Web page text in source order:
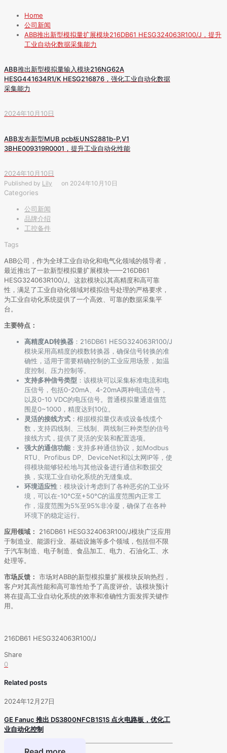
Home
公司新闻
ABB推出新型模拟量扩展模块216DB61 HESG324063R100/J，提升
工业自动化数据采集能力
ABB推出新型模拟量输入模块216NG62A
HESG441634R1/K HESG216876，强化工业自动化数据
采集能力
2024年10月10日
ABB发布新型MUB pcb板UNS2881b-P,V1
3BHE009319R0001，提升工业自动化性能
2024年10月10日
Published by Lily on 2024年10月10日
Categories
公司新闻
品牌介绍
工控备件
Tags
ABB公司，作为全球工业自动化和电气化领域的领导者，
最近推出了一款新型模拟量扩展模块——216DB61
HESG324063R100/J。这款模块以其高精度和高可靠
性，满足了工业自动化领域对模拟信号处理的严格要求，
为工业自动化系统提供了一个高效、可靠的数据采集平
台。
主要特点：
高精度AD转换器 ：216DB61 HESG324063R100/J
模块采用高精度的模数转换器，确保信号转换的准
确性，适用于需要精确控制的工业应用场景，如温
度控制、压力控制等。
支持多种信号类型 ：该模块可以采集标准电流和电
压信号，包括0-20mA、4-20mA两种电流信号，
以及0-10 VDC的电压信号。普通模拟量通道值范
围是0~1000，精度达到10位。
灵活的接线方式 ：根据模拟量仪表或设备线缆个
数，支持四线制、三线制、两线制三种类型的信号
接线方式，提供了灵活的安装和配置选项。
强大的通信功能 ：支持多种通信协议，如Modbus
RTU、Profibus DP、DeviceNet和以太网IP等，使
得模块能够轻松地与其他设备进行通信和数据交
换，实现工业自动化系统的无缝集成。
环境适应性 ：模块设计考虑到了各种恶劣的工业环
境，可以在-10°C至+50°C的温度范围内正常工
作，湿度范围为5%至95%非冷凝，确保了在各种
环境下的稳定运行。
应用领域：
216DB61 HESG324063R100/J模块广泛应用
于制造业、能源行业、基础设施等多个领域，包括但不限
于汽车制造、电子制造、食品加工、电力、石油化工、水
处理等。
市场反馈： 市场对ABB的新型模拟量扩展模块反响热烈，
客户对其高性能和高可靠性给予了高度评价。该模块预计
将在提高工业自动化系统的效率和准确性方面发挥关键作
用。
216DB61 HESG324063R100/J
Share
0
Related posts
2024年12月27日
GE Fanuc 推出 DS3800NFCB1S1S 点火电路板，优化工
业自动化控制